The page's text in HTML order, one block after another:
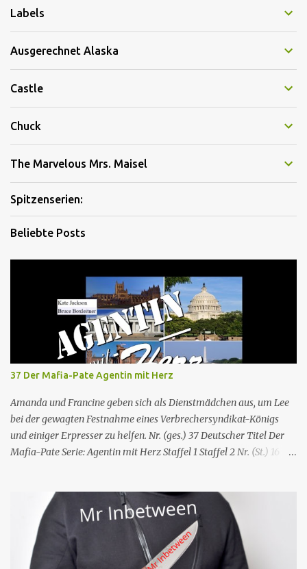
Labels
Ausgerechnet Alaska
Castle
Chuck
The Marvelous Mrs. Maisel
Spitzenserien:
Beliebte Posts
37 Der Mafia-Pate Agentin mit Herz
Amanda und Francine geben sich als Dienstmädchen aus, um Lee
bei der gewagten Festnahme eines Verbrechersyndikat-Königs
und einiger Erpresser zu helfen. Nr. (ges.) 37 Deutscher Titel Der
Mafia-Pate Serie: Agentin mit Herz Staffel 1 Staffel 2 Nr. (St.) 16
Mackenzie Buch Stephen Hattman Serieninfos: In dem Pilot der
Serie wird Amanda King , eine geschiedene Hausfrau und Mutter
von zwei Söhnen, als freie Mitarbeiterin eines kleinen US-
amerikanischen Geheimdienstes angeworben. Dort arbeitet sie als